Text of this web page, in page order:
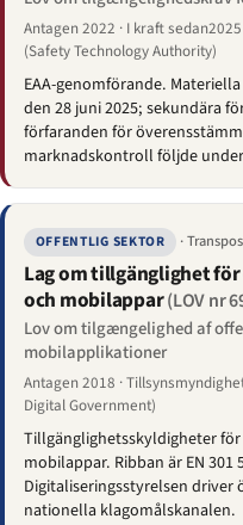
Antagen 2022 · I kraft
(Safety Technology Authority)
EAA-genomförande.
den 28 juni 2025; sekundära
förfaranden för
marknadskontroll följde
OFFENTLIG SEKTOR ·
Lag om tillgänglighet
och mobilappar(LOV nr
Lov om tilgængelighed af
mobilapplikationer
Antagen 2018 ·
Digital Government)
Tillgänglighetsskyldigheter
mobilappar. Ribban är EN 301
Digitaliseringsstyrelsen driver
nationella klagomålskanalen.